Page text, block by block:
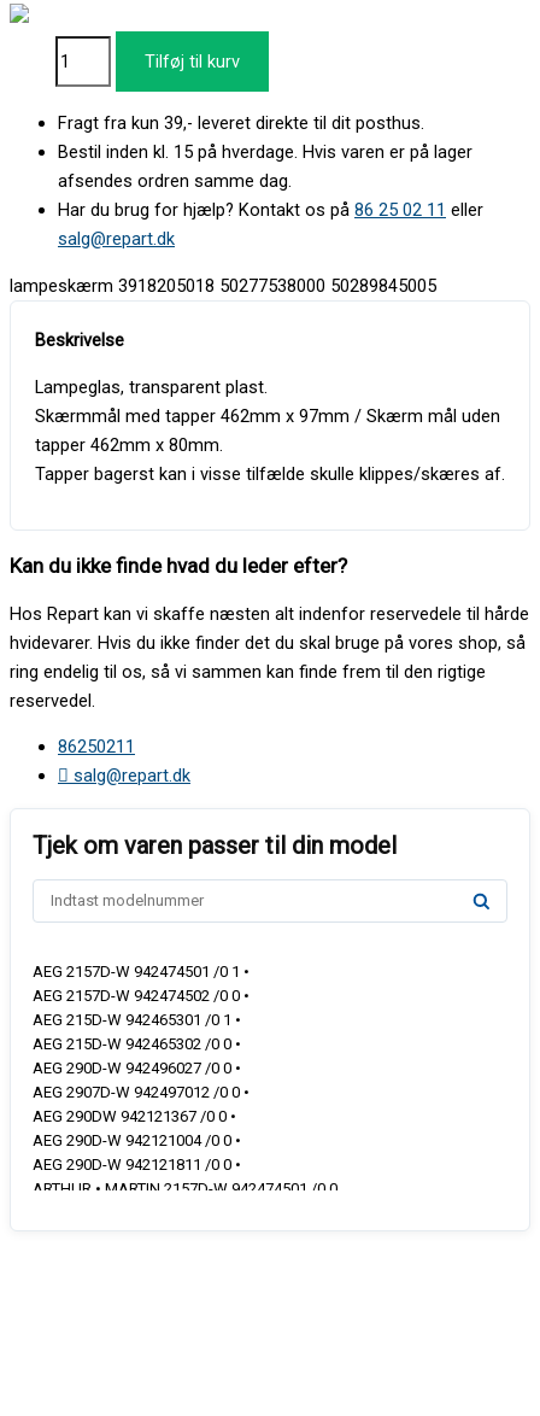
Tilføj til kurv
Fragt fra kun 39,- leveret direkte til dit posthus.
Bestil inden kl. 15 på hverdage. Hvis varen er på lager
afsendes ordren samme dag.
Har du brug for hjælp? Kontakt os på 86 25 02 11 eller
salg@repart.dk
lampeskærm 3918205018 50277538000 50289845005
Lampeglas, transparent plast.
Skærmmål med tapper 462mm x 97mm / Skærm mål uden
tapper 462mm x 80mm.
Tapper bagerst kan i visse tilfælde skulle klippes/skæres af.
Kan du ikke finde hvad du leder efter?
Hos Repart kan vi skaffe næsten alt indenfor reservedele til hårde
hvidevarer. Hvis du ikke finder det du skal bruge på vores shop, så
ring endelig til os, så vi sammen kan finde frem til den rigtige
reservedel.
86250211
salg@repart.dk
AEG 2157D-W 942474501 /0 1 •
AEG 2157D-W 942474502 /0 0 •
AEG 215D-W 942465301 /0 1 •
AEG 215D-W 942465302 /0 0 •
AEG 290D-W 942496027 /0 0 •
AEG 2907D-W 942497012 /0 0 •
AEG 290DW 942121367 /0 0 •
AEG 290D-W 942121004 /0 0 •
AEG 290D-W 942121811 /0 0 •
ARTHUR • MARTIN 2157D-W 942474501 /0 0
ARTHUR • MARTIN 2907D-W 942497006 /0 0